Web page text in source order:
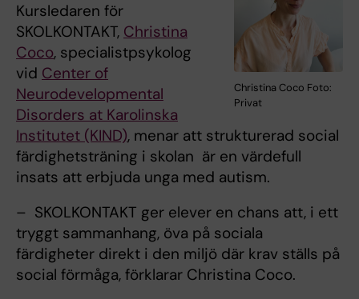
Christina Coco Foto:
Privat
Kursledaren för
SKOLKONTAKT, Christina
Coco, specialistpsykolog
vid Center of
Neurodevelopmental
Disorders at Karolinska
Institutet (KIND), menar att strukturerad social
färdighetsträning i skolan är en värdefull
insats att erbjuda unga med autism.
– SKOLKONTAKT ger elever en chans att, i ett
tryggt sammanhang, öva på sociala
färdigheter direkt i den miljö där krav ställs på
social förmåga, förklarar Christina Coco.